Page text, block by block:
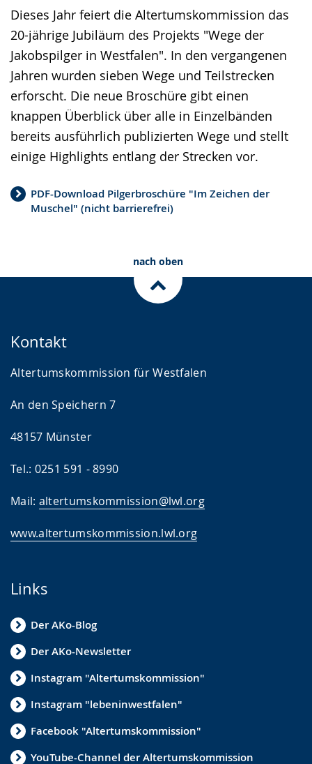
Dieses Jahr feiert die Altertumskommission das
20-jährige Jubiläum des Projekts "Wege der
Jakobspilger in Westfalen". In den vergangenen
Jahren wurden sieben Wege und Teilstrecken
erforscht. Die neue Broschüre gibt einen
knappen Überblick über alle in Einzelbänden
bereits ausführlich publizierten Wege und stellt
einige Highlights entlang der Strecken vor.
PDF-Download Pilgerbroschüre "Im Zeichen der
Muschel" (nicht barrierefrei)
wird
angezeigt.
nach oben
Kontakt
Altertumskommission für Westfalen
An den Speichern 7
48157 Münster
Tel.: 0251 591 - 8990
Mail: altertumskommission@lwl.org
www.altertumskommission.lwl.org
Links
Der AKo-Blog
Der AKo-Newsletter
Instagram "Altertumskommission"
Instagram "lebeninwestfalen"
Facebook "Altertumskommission"
YouTube-Channel der Altertumskommission